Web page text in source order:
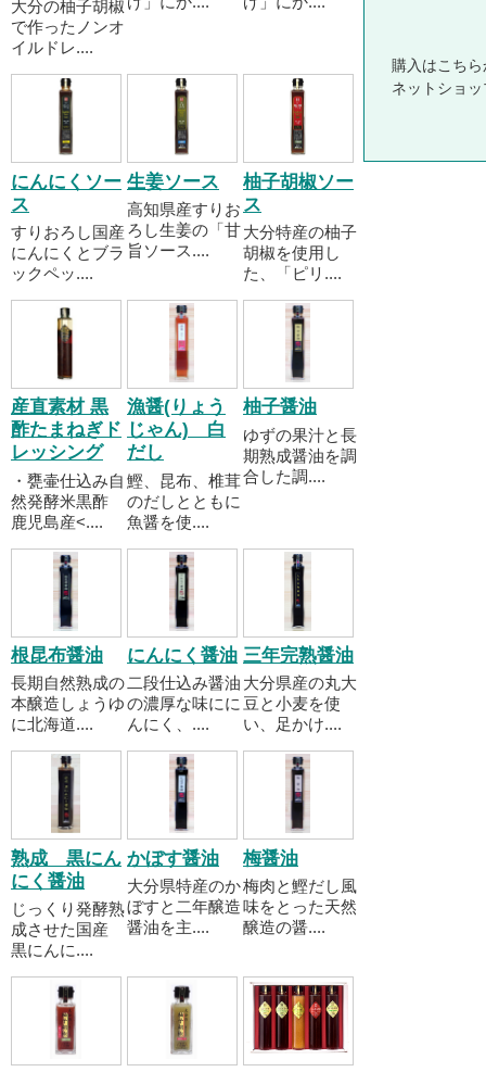
大分の柚子胡椒
で作ったノンオ
イルドレ....
にんにくソー
ス
すりおろし国産
にんにくとブラ
ックペッ....
生姜ソース
高知県産すりお
ろし生姜の「甘
旨ソース....
柚子胡椒ソー
ス
大分特産の柚子
胡椒を使用し
た、「ピリ....
産直素材 黒
酢たまねぎド
レッシング
・甕壷仕込み自
然発酵米黒酢
鹿児島産<....
漁醤(りょう
じゃん) 白
だし
鰹、昆布、椎茸
のだしとともに
魚醤を使....
柚子醤油
ゆずの果汁と長
期熟成醤油を調
合した調....
根昆布醤油
長期自然熟成の
本醸造しょうゆ
に北海道....
にんにく醤油
二段仕込み醤油
の濃厚な味にに
んにく、....
三年完熟醤油
大分県産の丸大
豆と小麦を使
い、足かけ....
熟成 黒にん
にく醤油
じっくり発酵熟
成させた国産
黒にんに....
かぼす醤油
大分県特産のか
ぼすと二年醸造
醤油を主....
梅醤油
梅肉と鰹だし風
味をとった天然
醸造の醤....
購入はこちら
ネットショ